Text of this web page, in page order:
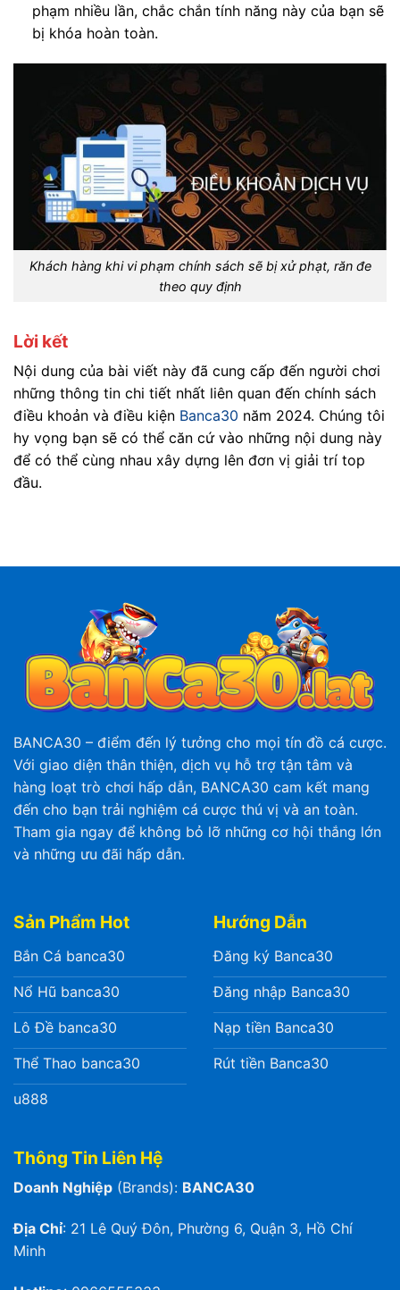
phạm nhiều lần, chắc chắn tính năng này của bạn sẽ
bị khóa hoàn toàn.
Khách hàng khi vi phạm chính sách sẽ bị xử phạt, răn đe
theo quy định
Lời kết
Nội dung của bài viết này đã cung cấp đến người chơi
những thông tin chi tiết nhất liên quan đến chính sách
điều khoản và điều kiện Banca30 năm 2024. Chúng tôi
hy vọng bạn sẽ có thể căn cứ vào những nội dung này
để có thể cùng nhau xây dựng lên đơn vị giải trí top
đầu.
BANCA30 – điểm đến lý tưởng cho mọi tín đồ cá cược.
Với giao diện thân thiện, dịch vụ hỗ trợ tận tâm và
hàng loạt trò chơi hấp dẫn, BANCA30 cam kết mang
đến cho bạn trải nghiệm cá cược thú vị và an toàn.
Tham gia ngay để không bỏ lỡ những cơ hội thắng lớn
và những ưu đãi hấp dẫn.
Sản Phẩm Hot
Bắn Cá banca30
Nổ Hũ banca30
Lô Đề banca30
Thể Thao banca30
u888
Hướng Dẫn
Đăng ký Banca30
Đăng nhập Banca30
Nạp tiền Banca30
Rút tiền Banca30
Thông Tin Liên Hệ
Doanh Nghiệp (Brands): BANCA30
Địa Chỉ: 21 Lê Quý Đôn, Phường 6, Quận 3, Hồ Chí
Minh